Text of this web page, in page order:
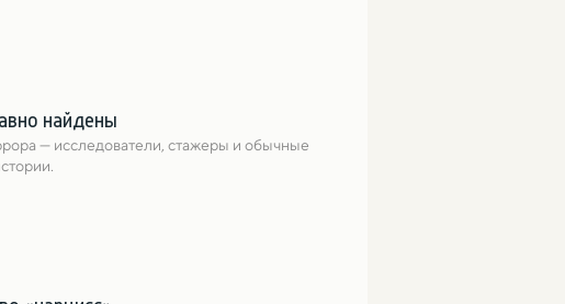
найдены
— исследователи, стажеры и обычные